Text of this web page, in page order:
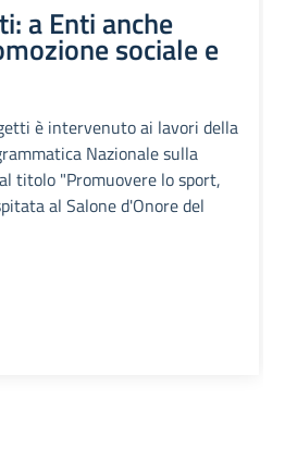
a Enti anche
sociale e
è intervenuto ai lavori della
Nazionale sulla
titolo "Promuovere lo sport,
al Salone d'Onore del